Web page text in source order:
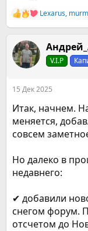
Р
е
к
ц
и
Lexarus,
V.I.P
15 Дек 2025
Итак, начнем.
меняется,
совсем
Но далеко в
недавнего:
✔ добавили
снегом форум.
отсчетом до